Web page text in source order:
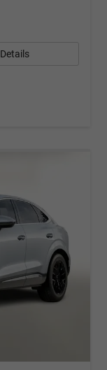
Details